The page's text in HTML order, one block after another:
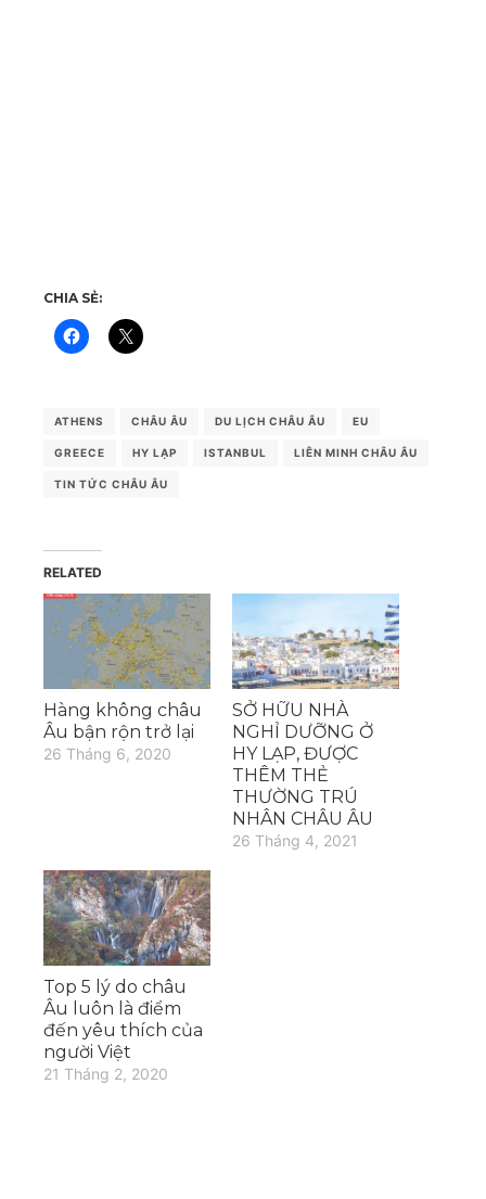
CHIA SẺ:
ATHENS CHÂU ÂU DU LỊCH CHÂU ÂU EU
GREECE HY LẠP ISTANBUL LIÊN MINH CHÂU ÂU
TIN TỨC CHÂU ÂU
RELATED
Hàng không châu
Âu bận rộn trở lại
26 Tháng 6, 2020
SỞ HỮU NHÀ
NGHỈ DƯỠNG Ở
HY LẠP, ĐƯỢC
THÊM THẺ
THƯỜNG TRÚ
NHÂN CHÂU ÂU
26 Tháng 4, 2021
Top 5 lý do châu
Âu luôn là điểm
đến yêu thích của
người Việt
21 Tháng 2, 2020